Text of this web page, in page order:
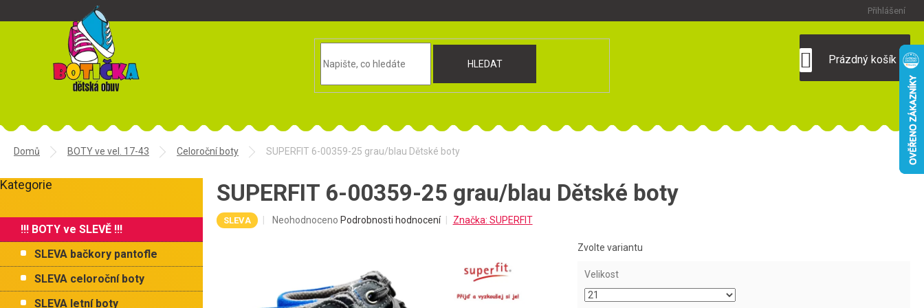
Přihlášení
HLEDAT
KOŠÍK
Prázdný košík
Domů BOTY ve vel. 17-43 Celoroční boty SUPERFIT 6-00359-25 grau/blau Dětské boty
o
t
n
í
Přeskočit
Kategorie
!!! BOTY ve SLEVĚ !!!
SLEVA bačkory pantofle
SLEVA celoroční boty
SLEVA letní boty
SUPERFIT 6-00359-25 grau/blau Dětské boty
SLEVA
Průměrné
5
Neohodnoceno Podrobnosti hodnocení Značka: SUPERFIT
Zvolte variantu
Velikost